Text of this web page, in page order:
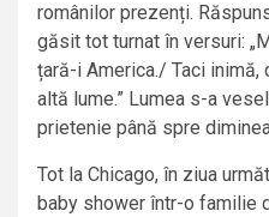
românilor prezenți.
găsit tot turnat în versuri:
țară-i America./ Taci
altă lume.” Lumea s-a
prietenie până spre
Tot la Chicago, în ziua
baby shower într-o familie